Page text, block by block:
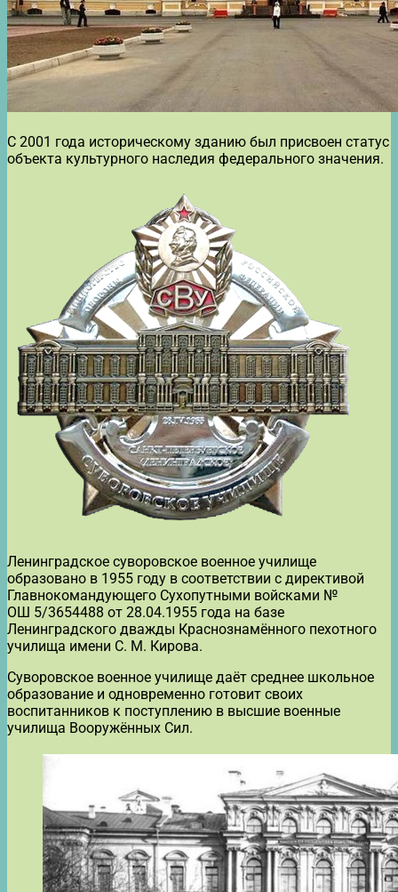
С 2001 года историческому зданию был присвоен статус
объекта культурного наследия федерального значения.
Ленинградское суворовское военное училище
образовано в 1955 году в соответствии с директивой
Главнокомандующего Сухопутными войсками №
ОШ 5/3654488 от 28.04.1955 года на базе
Ленинградского дважды Краснознамённого пехотного
училища имени С. М. Кирова.
Суворовское военное училище даёт среднее школьное
образование и одновременно готовит своих
воспитанников к поступлению в высшие военные
училища Вооружённых Сил.